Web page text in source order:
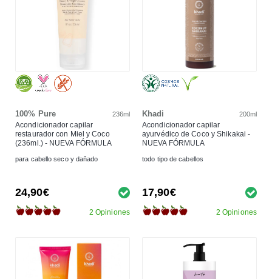
100% Pure 236ml
Acondicionador capilar
restaurador con Miel y Coco
(236ml.) - NUEVA FÓRMULA
para cabello seco y dañado
24,90€
2 Opiniones
Khadi 200ml
Acondicionador capilar
ayurvédico de Coco y Shikakai -
NUEVA FÓRMULA
todo tipo de cabellos
17,90€
2 Opiniones